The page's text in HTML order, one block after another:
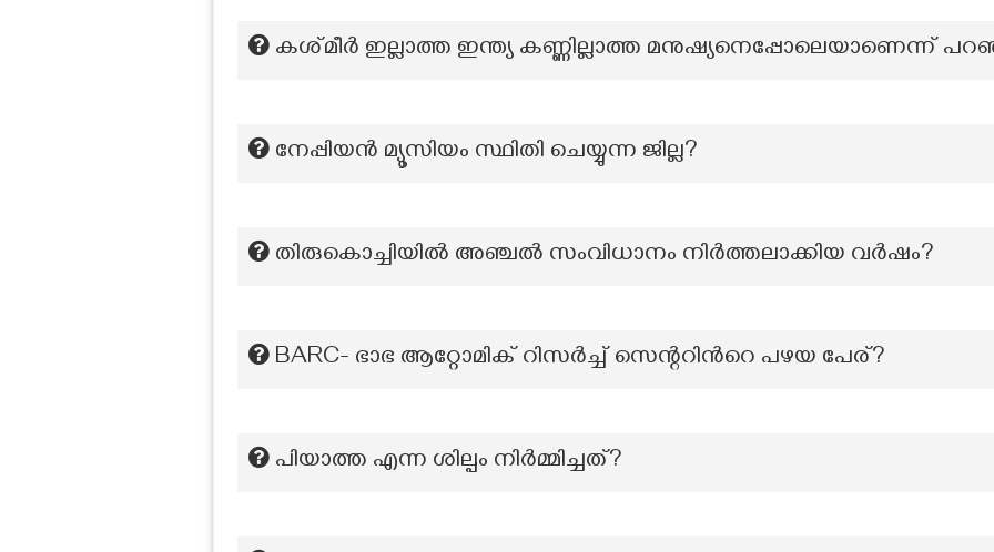
കശ്‍മീർ ഇല്ലാത്ത ഇന്ത്യ കണ്ണില്ലാത്ത മനുഷ്യനെപ്പോലെയാണെന്ന്
നേപ്പിയൻ മ്യൂസിയം സ്ഥിതി ചെയ്യുന്ന ജില്ല?
തിരുകൊച്ചിയിൽ അഞ്ചല്‍ സംവിധാനം നിർത്തലാക്കിയ വർഷം?
BARC- ഭാഭ ആറ്റോമിക് റിസർച്ച് സെന്ററിന്‍റെ പഴയ പേര്?
പിയാത്ത എന്ന ശില്പം നിർമ്മിച്ചത്?